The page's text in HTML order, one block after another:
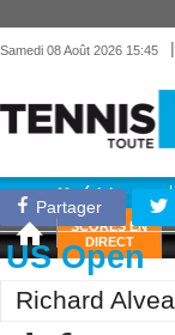
Samedi 08 Août 2026 15:45 |
Matériel
SCORES EN
DIRECT
Partager
US Open
Richard